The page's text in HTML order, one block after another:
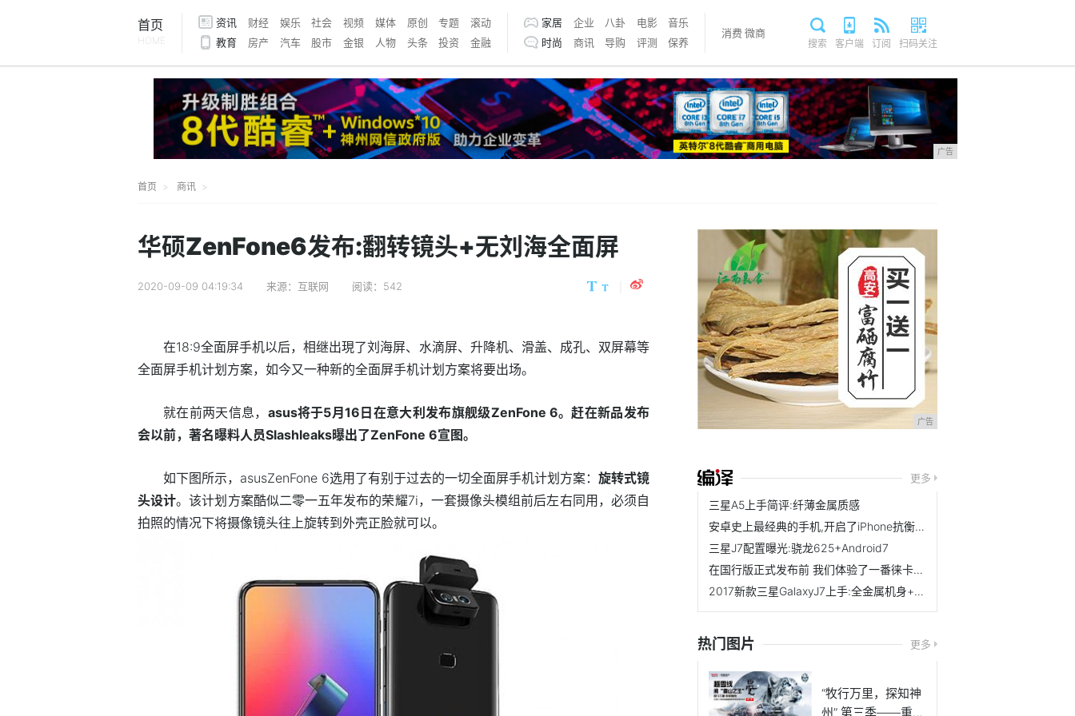
首页
HOME
资讯 财经 娱乐 社会 视频 媒体 原创 专题
滚动
教育
房产 汽车 股市 金银 人物 头条 投资 金融
家居 企业 八卦 电影
音乐
时尚
商讯 导购 评测 保养
消费 微商
搜索 客户端 订阅 扫码关注
广告
首页 商讯
华硕ZenFone6发布:翻转镜头+无刘海全面屏
2020-09-09 04:19:34 来源：互联网 阅读：542
在18:9全面屏手机以后，相继出現了刘海屏、水滴屏、升降机、滑盖、成孔、双屏幕等
全面屏手机计划方案，如今又一种新的全面屏手机计划方案将要出场。
就在前两天信息， asus将于5月16日在意大利发布旗舰级ZenFone 6。赶在新品发布
会以前，著名曝料人员Slashleaks曝出了ZenFone 6宣图。
如下图所示，asusZenFone 6选用了有别于过去的一切全面屏手机计划方案： 旋转式镜
头设计。该计划方案酷似二零一五年发布的荣耀7i，一套摄像头模组前后左右同用，必须自
拍照的情况下将摄像镜头往上旋转到外壳正脸就可以。
广告
更多
三星A5上手简评:纤薄金属质感
安卓史上最经典的手机,开启了iPhone抗衡的时代
三星J7配置曝光:骁龙625+Android7
在国行版正式发布前 我们体验了一番徕卡加持的华为P9
2017新款三星GalaxyJ7上手:全金属机身+王者荣耀
热门图片 更多
“牧行万里，探知神
州” 第三季——重返